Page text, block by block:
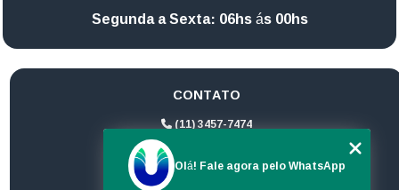
Segunda a Sexta: 06hs ás 00hs
CONTATO
(11) 3457-7474
(11) 94172-1974
contato@ultrageradores.com
Olá! Fale agora pelo WhatsApp